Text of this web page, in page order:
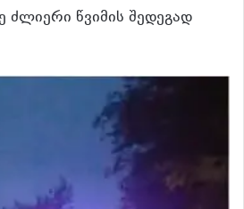
ძლიერი წვიმის შედეგად